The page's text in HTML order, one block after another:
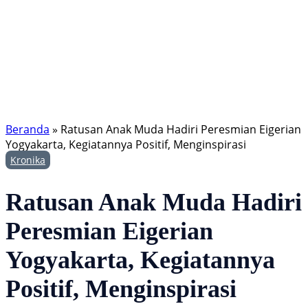
Beranda » Ratusan Anak Muda Hadiri Peresmian Eigerian
Yogyakarta, Kegiatannya Positif, Menginspirasi
Kronika
Ratusan Anak Muda Hadiri
Peresmian Eigerian
Yogyakarta, Kegiatannya
Positif, Menginspirasi